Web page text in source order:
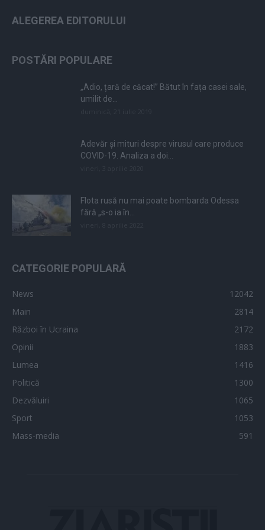
ALEGEREA EDITORULUI
POSTĂRI POPULARE
„Adio, țară de căcat!” Bătut în fața casei sale,
umilit de...
Adevăr și mituri despre virusul care produce
COVID-19. Analiza a doi...
Flota rusă nu mai poate bombarda Odessa
fără „s-o ia în...
CATEGORIE POPULARĂ
News
12042
Main
2814
Război în Ucraina
2172
Opinii
1883
Lumea
1416
Politică
1300
Dezvăluiri
1065
Sport
1053
Mass-media
591